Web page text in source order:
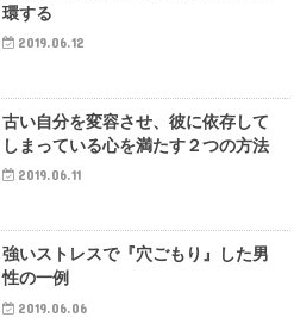
環する
2019.06.12
古い自分を変容させ、彼に依存して
しまっている心を満たす２つの方法
2019.06.11
強いストレスで『穴ごもり』した男
性の一例
2019.06.06